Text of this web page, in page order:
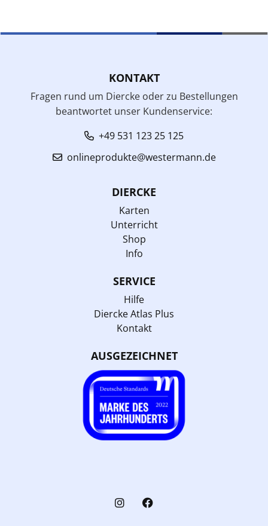
KONTAKT
Fragen rund um Diercke oder zu Bestellungen
beantwortet unser Kundenservice:
+49 531 123 25 125
onlineprodukte@westermann.de
DIERCKE
Karten
Unterricht
Shop
Info
SERVICE
Hilfe
Diercke Atlas Plus
Kontakt
AUSGEZEICHNET